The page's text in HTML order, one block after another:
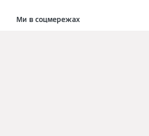
Ми в соцмережах